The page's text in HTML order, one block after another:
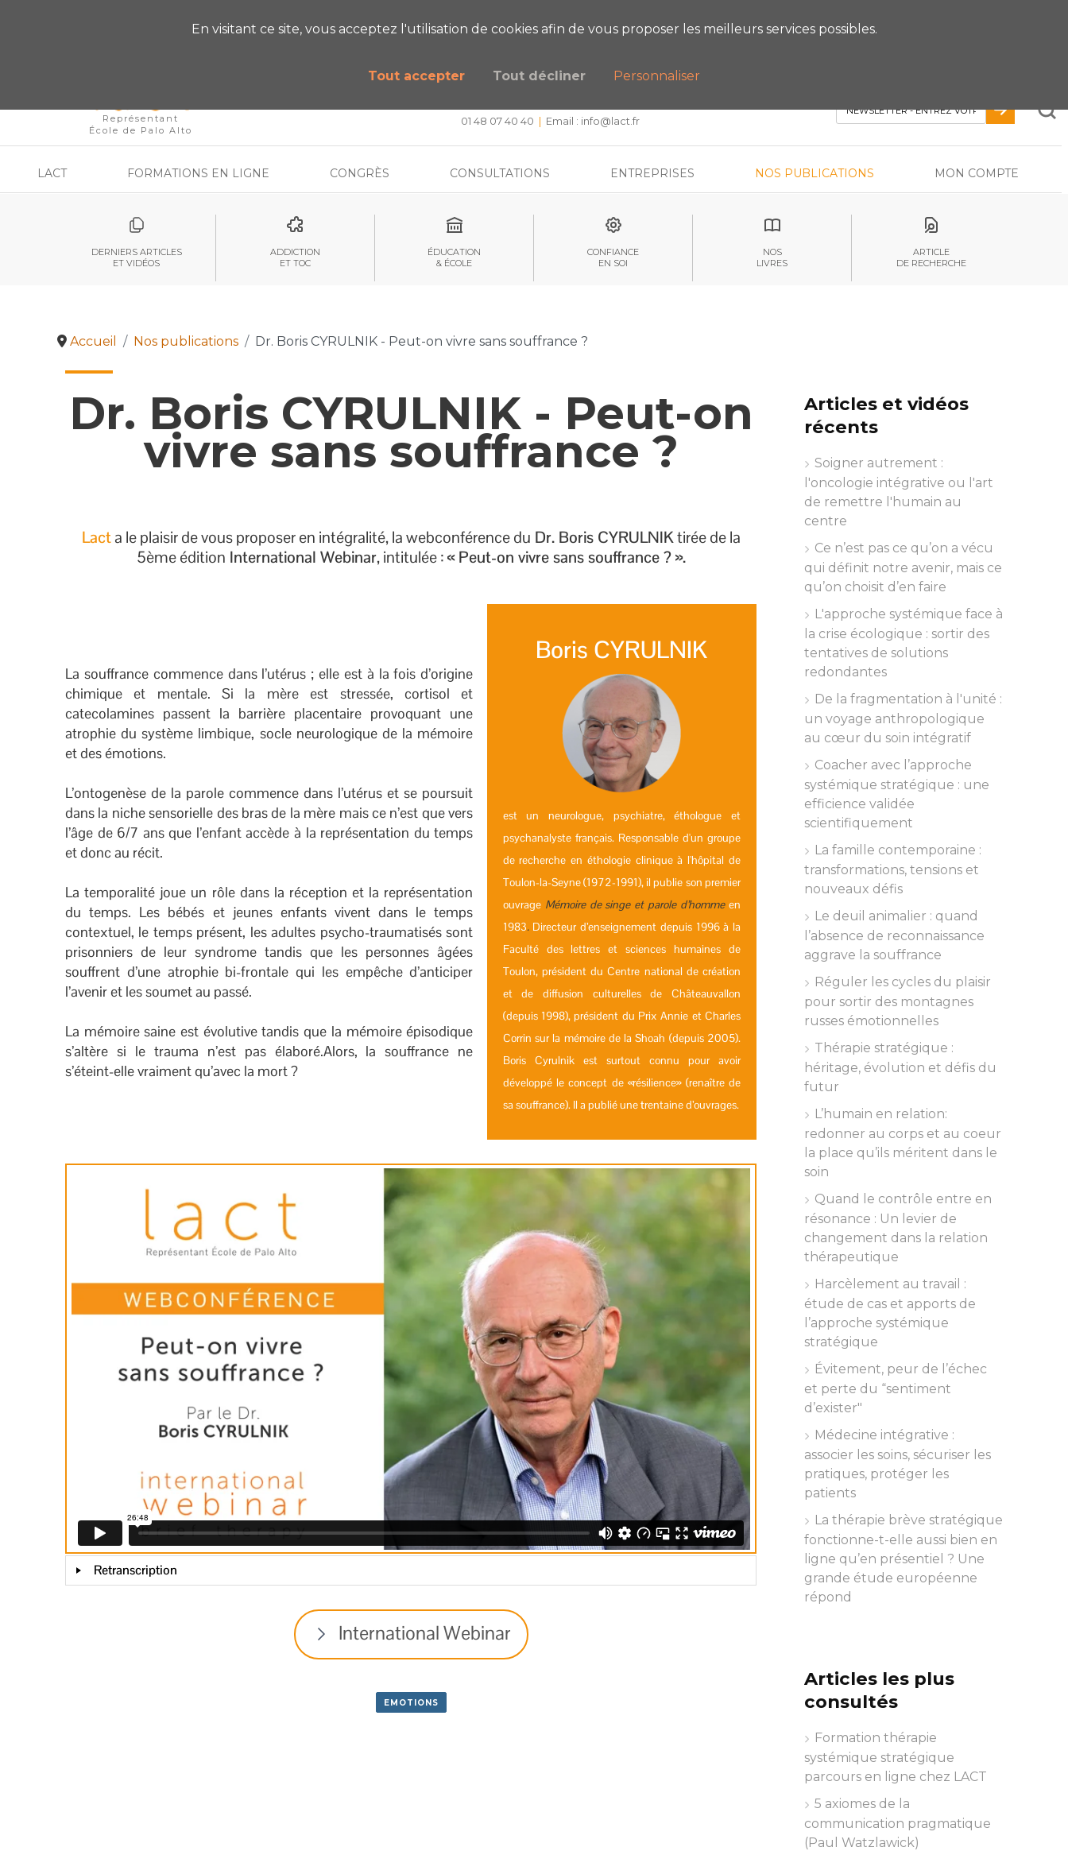
Représentant
École de Palo Alto
CENTRE DE FORMATION, INTERVENTION ET RECHERCHE
01 48 07 40 40 | Email : info@lact.fr
VOUS AVEZ DES QUESTIONS SUR NOS FORMATIONS ? PRENEZ RDV AVEC UN EXPERT
LACT FORMATIONS EN LIGNE CONGRÈS CONSULTATIONS ENTREPRISES NOS PUBLICATIONS MON COMPTE
DERNIERS ARTICLES
ET VIDÉOS
ADDICTION
ET TOC
ÉDUCATION
& ÉCOLE
CONFIANCE
EN SOI
NOS
LIVRES
ARTICLE
DE RECHERCHE
Accueil Nos publications Dr. Boris CYRULNIK - Peut-on vivre sans souffrance ?
Articles et vidéos
récents
Soigner autrement :
l'oncologie intégrative ou l'art
de remettre l'humain au
centre
Ce n’est pas ce qu’on a vécu
qui définit notre avenir, mais ce
qu’on choisit d’en faire
L'approche systémique face à
la crise écologique : sortir des
tentatives de solutions
redondantes
De la fragmentation à l'unité :
un voyage anthropologique
au cœur du soin intégratif
Coacher avec l’approche
systémique stratégique : une
efficience validée
scientifiquement
La famille contemporaine :
transformations, tensions et
nouveaux défis
Le deuil animalier : quand
l’absence de reconnaissance
aggrave la souffrance
Réguler les cycles du plaisir
pour sortir des montagnes
russes émotionnelles
Thérapie stratégique :
héritage, évolution et défis du
futur
L’humain en relation:
redonner au corps et au coeur
la place qu’ils méritent dans le
soin
Quand le contrôle entre en
résonance : Un levier de
changement dans la relation
thérapeutique
Harcèlement au travail :
étude de cas et apports de
l’approche systémique
stratégique
Évitement, peur de l’échec
et perte du “sentiment
d’exister"
Médecine intégrative :
associer les soins, sécuriser les
pratiques, protéger les
patients
La thérapie brève stratégique
fonctionne-t-elle aussi bien en
ligne qu’en présentiel ? Une
grande étude européenne
répond
Articles les plus
consultés
Formation thérapie
systémique stratégique
parcours en ligne chez LACT
5 axiomes de la
communication pragmatique
(Paul Watzlawick)
Dr. Boris CYRULNIK - Peut-on
vivre sans souffrance ?
Lacta le plaisir de vous proposer en intégralité, la webconférence du Dr. Boris CYRULNIKtirée de la
5ème édition International Webinar, intitulée :« Peut-on vivre sans souffrance ? ».
La souffrance commence dans l’utérus ; elle est à la fois d’origine
chimique et mentale. Si la mère est stressée, cortisol et
catecolamines passent la barrière placentaire provoquant une
atrophie du système limbique, socle neurologique de la mémoire
et des émotions.
L’ontogenèse de la parole commence dans l’utérus et se poursuit
dans la niche sensorielle des bras de la mère mais ce n’est que vers
l’âge de 6/7 ans que l’enfant accède à la représentation du temps
et donc au récit.
La temporalité joue un rôle dans la réception et la représentation
du temps. Les bébés et jeunes enfants vivent dans le temps
contextuel, le temps présent, les adultes psycho-traumatisés sont
prisonniers de leur syndrome tandis que les personnes âgées
souffrent d’une atrophie bi-frontale qui les empêche d’anticiper
l’avenir et les soumet au passé.
La mémoire saine est évolutive tandis que la mémoire épisodique
s’altère si le trauma n’est pas élaboré.Alors, la souffrance ne
s’éteint-elle vraiment qu’avec la mort ?
Boris CYRULNIK
est un neurologue, psychiatre, éthologue et
psychanalyste français. Responsable d'un groupe
de recherche en éthologie clinique à l'hôpital de
Toulon-la-Seyne (1972-1991), il publie son premier
ouvrage Mémoire de singe et parole d’hommeen
1983.Directeur d’enseignement depuis 1996 à la
Faculté des lettres et sciences humaines de
Toulon, président du Centre national de création
et de diffusion culturelles de Châteauvallon
(depuis 1998), président du Prix Annie et Charles
Corrin sur la mémoire de la Shoah (depuis 2005).
Boris Cyrulnik est surtout connu pour avoir
développé le concept de «résilience» (renaître de
sa souffrance). Il a publié unetrentaine d’ouvrages.
Retranscription
International Webinar
EMOTIONS
En visitant ce site, vous acceptez l'utilisation de cookies afin de vous proposer les meilleurs services possibles.
Tout accepter Tout décliner Personnaliser